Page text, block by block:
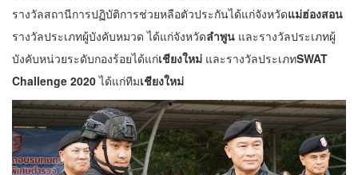
รางวัลสถานีการปฏิบัติการช่วยหลือตัวประกันได้แก่จังหวัดแม่ฮ่องสอน
รางวัลประเภทผู้บังคับหมวด ได้แก่จังหวัดลำพูน และรางวัลประเภทผู้
บังคับหน่วยระดับกองร้อยได้แก่เชียงใหม่ และรางวัลประเภทSWAT
Challenge 2020ได้แก่ทีมเชียงใหม่